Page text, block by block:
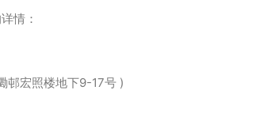
情：
邨宏照楼地下9-17号 )